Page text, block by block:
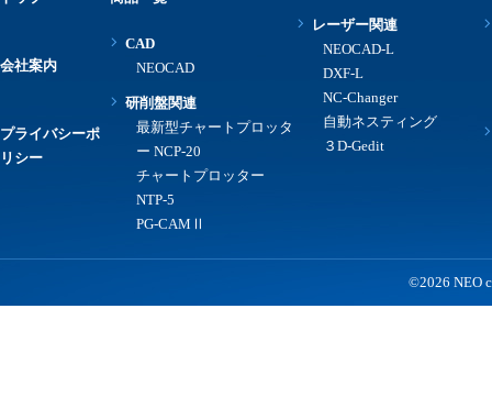
会社案内
プライバシーポ
リシー
CAD
NEOCAD
研削盤関連
最新型チャートプロッタ
ー NCP-20
チャートプロッター
NTP-5
PG-CAMⅡ
レーザー関連
NEOCAD-L
DXF-L
NC-Changer
自動ネスティング
３D-Gedit
©2026 NEO